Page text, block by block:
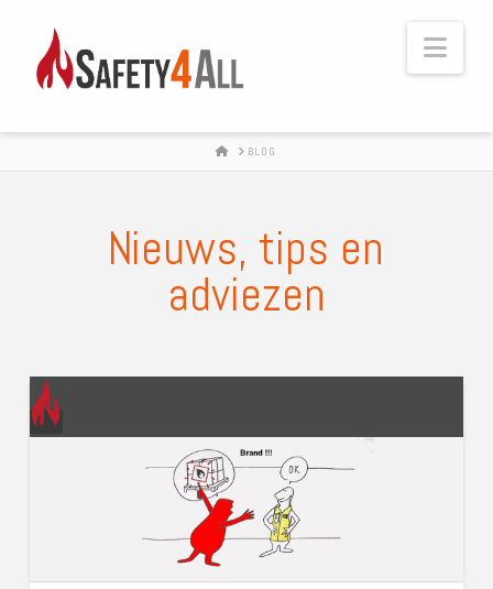
HOMEBLOG
Nieuws, tips en
adviezen